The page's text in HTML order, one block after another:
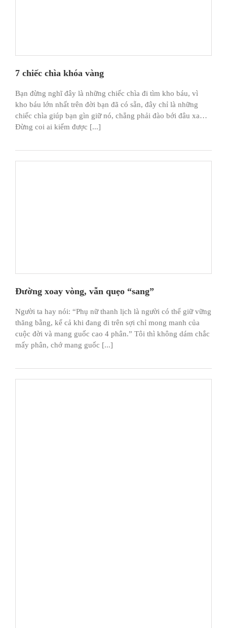
7 chiếc chìa khóa vàng
Bạn đừng nghĩ đây là những chiếc chìa đi tìm kho báu, vì
kho báu lớn nhất trên đời bạn đã có sẵn, đây chỉ là những
chiếc chìa giúp bạn gìn giữ nó, chẳng phải đào bới đâu xa…
Đừng coi ai kiếm được [...]
Đường xoay vòng, vẫn quẹo “sang”
Người ta hay nói: “Phụ nữ thanh lịch là người có thể giữ vững
thăng bằng, kể cả khi đang đi trên sợi chỉ mong manh của
cuộc đời và mang guốc cao 4 phân.” Tôi thì không dám chắc
mấy phân, chớ mang guốc [...]